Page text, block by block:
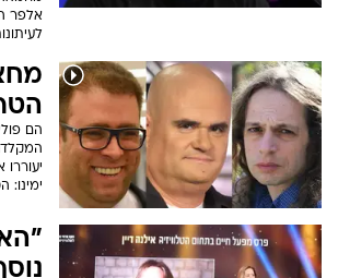
אלפר
הם
ימינו: